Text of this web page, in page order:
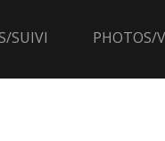
SUIVI PHOTOS/